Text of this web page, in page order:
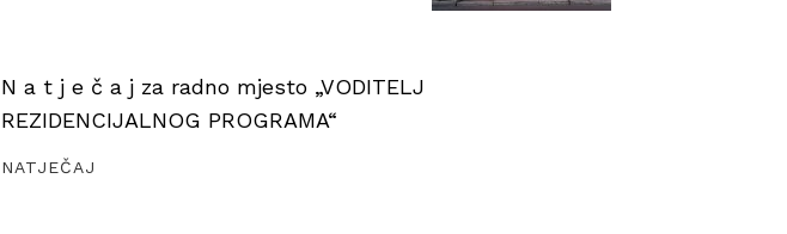
N a t j e č a j za radno mjesto „VODITELJ
REZIDENCIJALNOG PROGRAMA“
NATJEČAJ